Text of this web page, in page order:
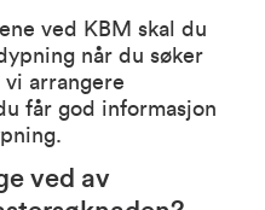
ved KBM skal du
når du søker
arrangere
får god informasjon
ved av